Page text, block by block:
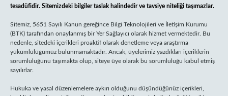
tesadüfidir. Sitemizdeki bilgiler taslak halindedir ve tavsiye niteliği taşımazlar.
Sitemiz, 5651 Sayılı Kanun gereğince Bilgi Teknolojileri ve İletişim Kurumu
(BTK) tarafından onaylanmış bir Yer Sağlayıcı olarak hizmet vermektedir. Bu
nedenle, sitedeki içerikleri proaktif olarak denetleme veya araştırma
yükümlülüğümüz bulunmamaktadır. Ancak, üyelerimiz yazdıkları içeriklerin
sorumluluğunu taşımakta olup, siteye üye olarak bu sorumluluğu kabul etmiş
sayılırlar.
Hukuka ve yasal düzenlemelere aykırı olduğunu düşündüğünüz içerikleri,